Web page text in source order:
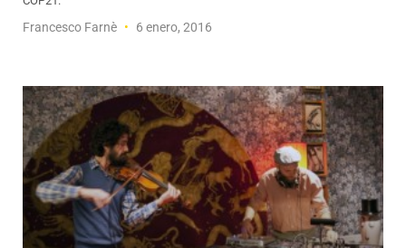
Francesco Farnè 6 enero, 2016